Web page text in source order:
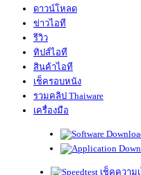
ดาวน์โหลด
ข่าวไอที
รีวิว
ทิปส์ไอที
สินค้าไอที
เช็ครอบหนัง
รวมคลิป Thaiware
เครื่องมือ
เช็คความเ